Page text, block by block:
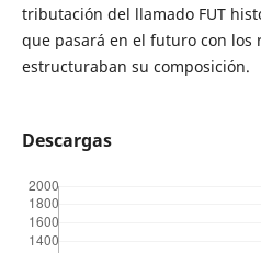
tributación del llamado FUT
que pasará en el futuro con
estructuraban su composición.
Descargas